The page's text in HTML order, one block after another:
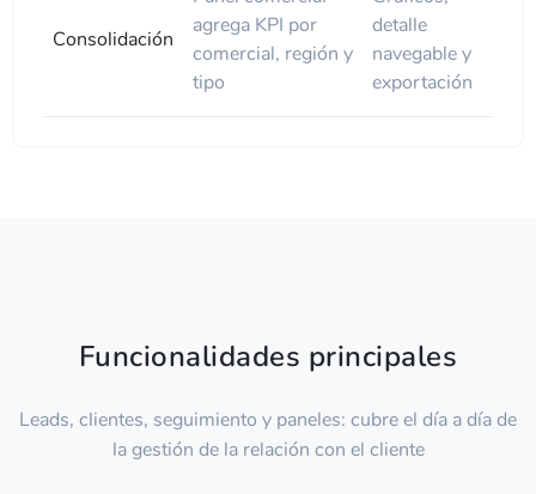
Consolidación
agrega KPI por
comercial, región y
tipo
detalle
navegable y
exportación
Funcionalidades principales
Leads, clientes, seguimiento y paneles: cubre el día a día de
la gestión de la relación con el cliente